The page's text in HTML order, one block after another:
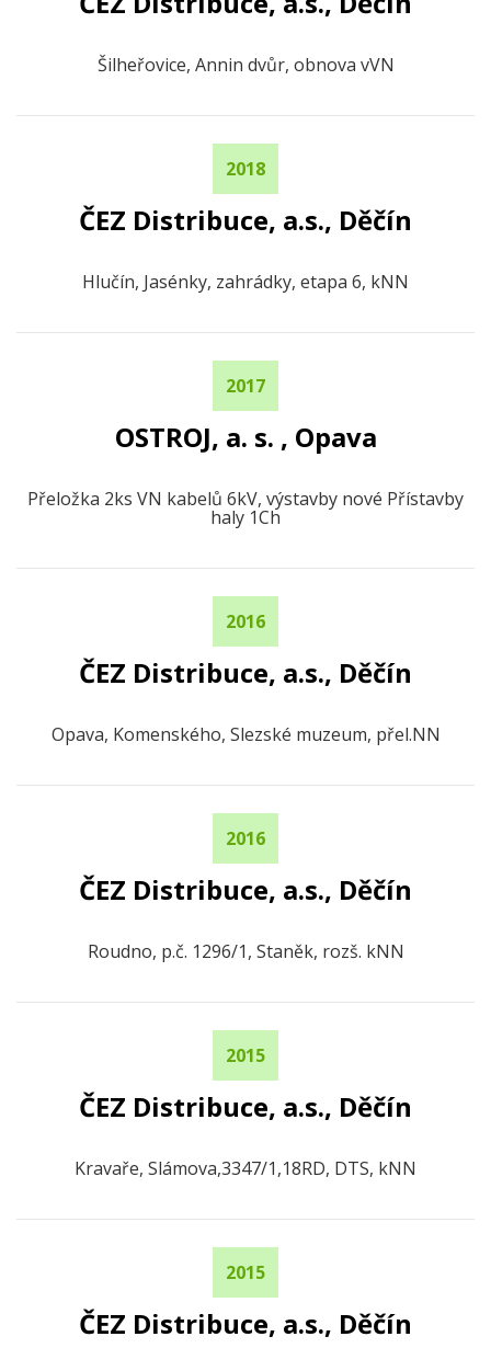
Šilheřovice, Annin dvůr, obnova vVN
2018
ČEZ Distribuce, a.s., Děčín
Hlučín, Jasénky, zahrádky, etapa 6, kNN
2017
OSTROJ, a. s. , Opava
Přeložka 2ks VN kabelů 6kV, výstavby nové Přístavby
haly 1Ch
2016
ČEZ Distribuce, a.s., Děčín
Opava, Komenského, Slezské muzeum, přel.NN
2016
ČEZ Distribuce, a.s., Děčín
Roudno, p.č. 1296/1, Staněk, rozš. kNN
2015
ČEZ Distribuce, a.s., Děčín
Kravaře, Slámova,3347/1,18RD, DTS, kNN
2015
ČEZ Distribuce, a.s., Děčín